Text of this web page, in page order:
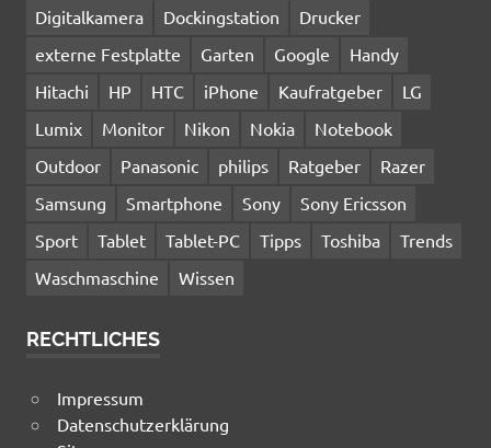
Digitalkamera
Dockingstation
Drucker
externe Festplatte
Garten Google
Handy
Hitachi
HP HTC iPhone Kaufratgeber
LG
Lumix
Monitor Nikon Nokia
Notebook
Outdoor
Panasonic philips Ratgeber
Razer
Samsung
Smartphone Sony
Sony Ericsson
Sport
Tablet Tablet-PC Tipps Toshiba
Trends
Waschmaschine
Wissen
RECHTLICHES
Impressum
Datenschutzerklärung